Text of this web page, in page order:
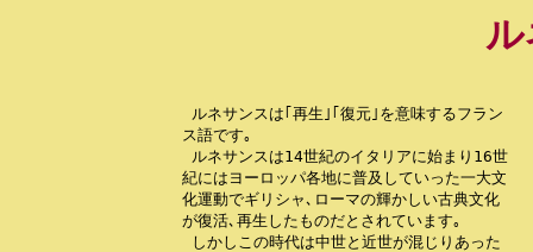
ルネサンスは｢再生｣｢復元｣を意味するフラン
ス語です｡
ルネサンスは14世紀のイタリアに始まり16世
紀にはヨーロッパ各地に普及していった一大文
化運動でギリシャ､ローマの輝かしい古典文化
が復活､再生したものだとされています｡
しかしこの時代は中世と近世が混じりあった